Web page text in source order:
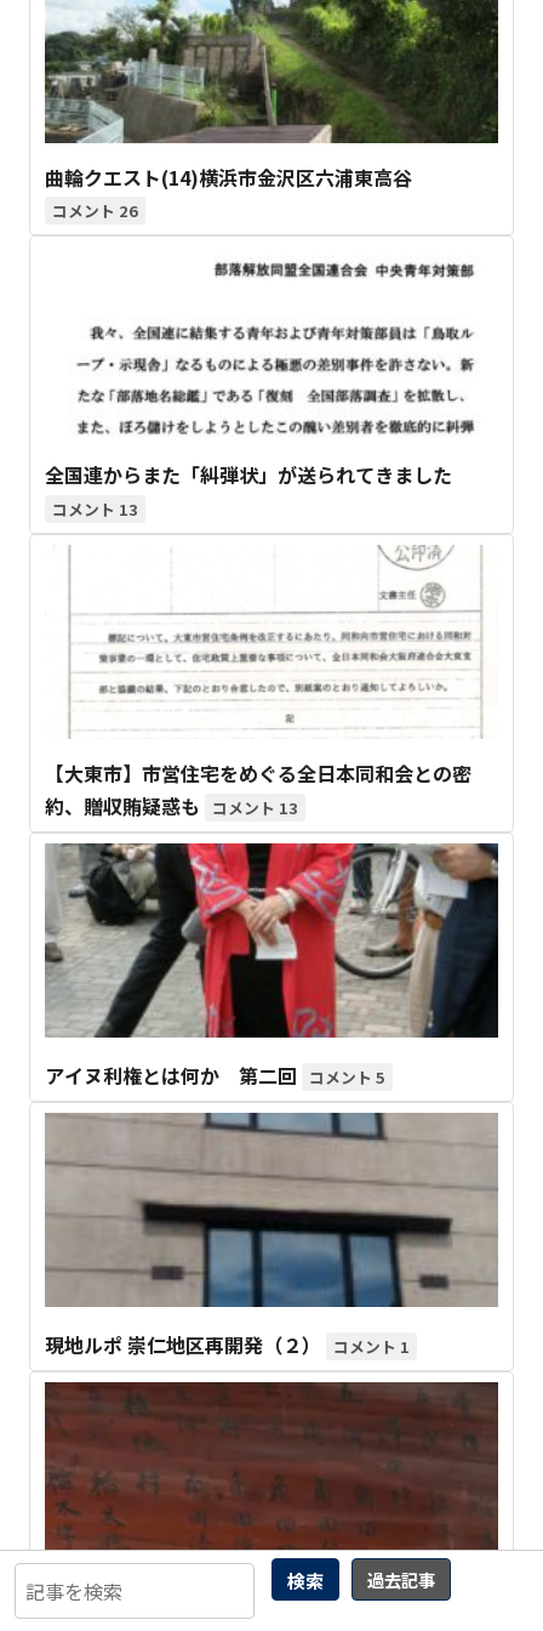
検索 過去記事
曲輪クエスト(14)横浜市金沢区六浦東高谷
26
全国連からまた「糾弾状」が送られてきました
13
【大東市】市営住宅をめぐる全日本同和会との密
約、贈収賄疑惑も
13
アイヌ利権とは何か 第二回 5
現地ルポ 崇仁地区再開発（２） 1
曲輪クエスト(344) 沼津市 中沢田 “下村”